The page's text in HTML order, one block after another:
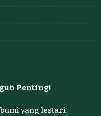
Penting!
yang lestari.